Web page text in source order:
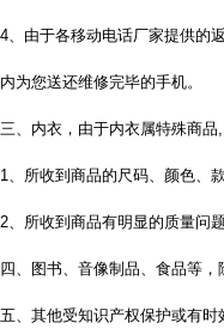
4、由于各移动电话厂家提供的
内为您送还维修完毕的手机。
三、内衣，由于内衣属特殊商
1、所收到商品的尺码、颜色、
2、所收到商品有明显的质量问题
四、图书、音像制品、食品等
五、其他受知识产权保护或有